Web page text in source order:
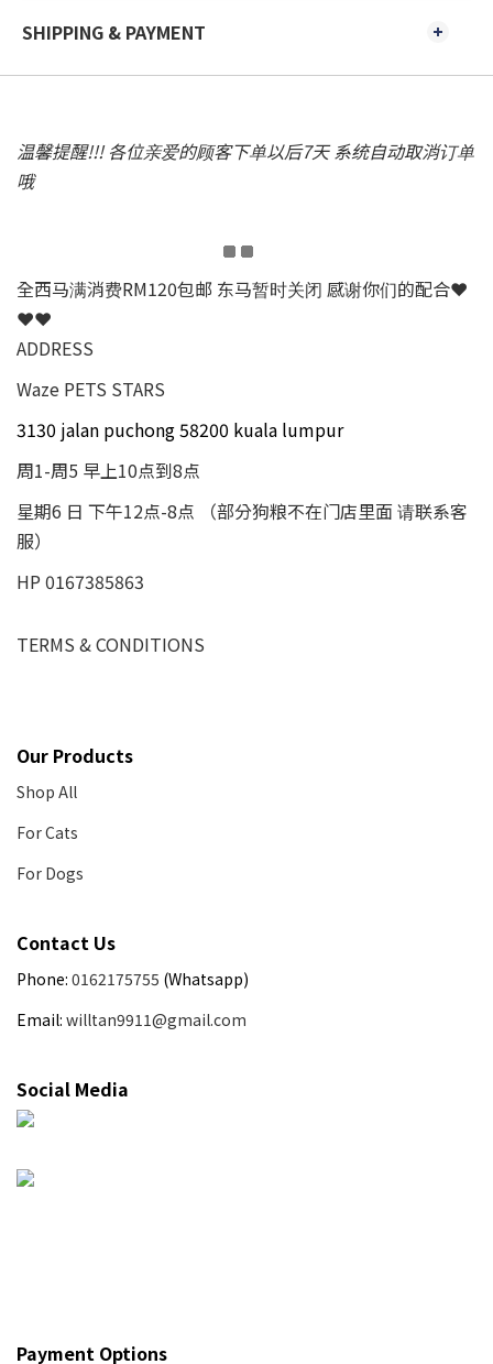
SHIPPING & PAYMENT
温馨提醒!!! 各位亲爱的顾客下单以后7天 系统自动取消订单
哦
全西马满消费RM120包邮 东马暂时关闭 感谢你们的配合❤
❤❤
ADDRESS
Waze PETS STARS
3130 jalan puchong 58200 kuala lumpur
周1-周5 早上10点到8点
星期6 日 下午12点-8点 （部分狗粮不在门店里面 请联系客
服）
HP 0167385863
TERMS & CONDITIONS
Our Products
Shop All
For Cats
For Dogs
Contact Us
Phone: 0162175755 (Whatsapp)
Email: willtan9911@gmail.com
Social Media
Payment Options